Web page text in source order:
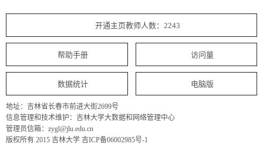
开通主页教师人数：2243
帮助手册 访问量
数据统计 电脑版
地址：吉林省长春市前进大街2699号
信息管理和技术维护：吉林大学大数据和网络管理中心
管理员信箱：zygl@jlu.edu.cn
版权所有 2015 吉林大学 吉ICP备06002985号-1